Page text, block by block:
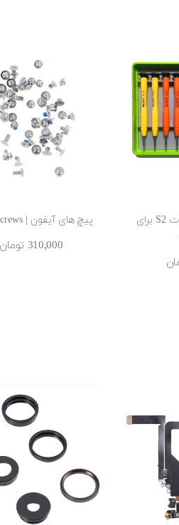
ست ابزارآلات تعمیرات S2 برای
پیچ های آیفون | IPhone Screws
310٬000 ‎تومان